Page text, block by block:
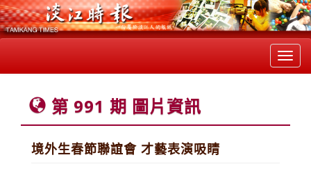
第 991 期 圖片資訊
境外生春節聯誼會 才藝表演吸睛